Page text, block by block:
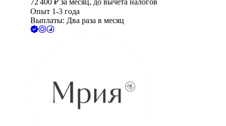
72 400 ₽ за месяц, до вычета налогов
Опыт 1-3 года
Выплаты: Два раза в месяц